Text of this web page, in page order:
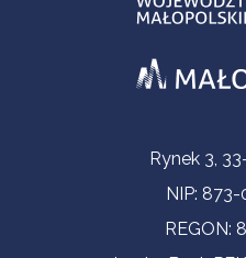
Informacje kontaktowe
Rynek 3,
NIP:
REGON: